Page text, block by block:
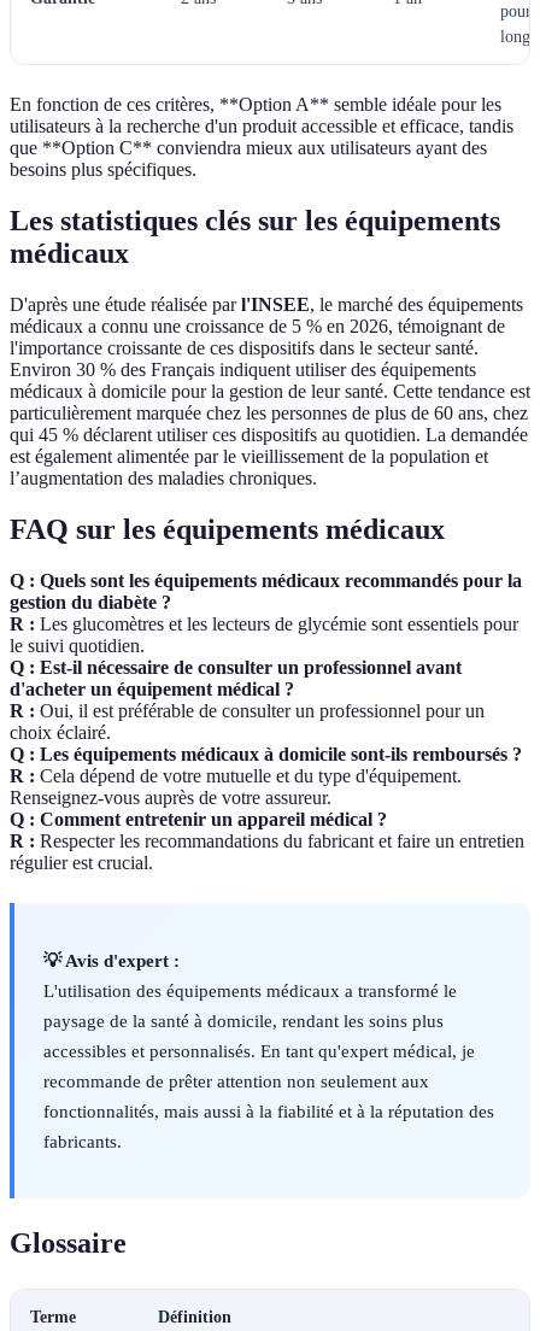
pour
En fonction de ces critères, **Option A** semble idéale pour les
utilisateurs à la recherche d'un produit accessible et efficace, tandis
que **Option C** conviendra mieux aux utilisateurs ayant des
besoins plus spécifiques.
Les statistiques clés sur les équipements
médicaux
D'après une étude réalisée parl'INSEE, le marché des équipements
médicaux a connu une croissance de 5 % en 2026, témoignant de
l'importance croissante de ces dispositifs dans le secteur santé.
Environ 30 % des Français indiquent utiliser des équipements
médicaux à domicile pour la gestion de leur santé. Cette tendance est
particulièrement marquée chez les personnes de plus de 60 ans, chez
qui 45 % déclarent utiliser ces dispositifs au quotidien. La demandée
est également alimentée par le vieillissement de la population et
l’augmentation des maladies chroniques.
FAQ sur les équipements médicaux
Q : Quels sont les équipements médicaux recommandés pour la
gestion du diabète ?
R : Les glucomètres et les lecteurs de glycémie sont essentiels pour
le suivi quotidien.
Q : Est-il nécessaire de consulter un professionnel avant
d'acheter un équipement médical ?
R : Oui, il est préférable de consulter un professionnel pour un
choix éclairé.
Q : Les équipements médicaux à domicile sont-ils remboursés ?
R : Cela dépend de votre mutuelle et du type d'équipement.
Renseignez-vous auprès de votre assureur.
Q : Comment entretenir un appareil médical ?
R : Respecter les recommandations du fabricant et faire un entretien
régulier est crucial.
💡 Avis d'expert :
L'utilisation des équipements médicaux a transformé le
paysage de la santé à domicile, rendant les soins plus
accessibles et personnalisés. En tant qu'expert médical, je
recommande de prêter attention non seulement aux
fonctionnalités, mais aussi à la fiabilité et à la réputation des
fabricants.
Glossaire
Terme Définition